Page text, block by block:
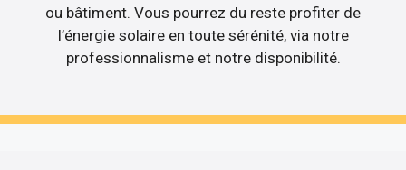
ou bâtiment. Vous pourrez du reste profiter de
l’énergie solaire en toute sérénité, via notre
professionnalisme et notre disponibilité.